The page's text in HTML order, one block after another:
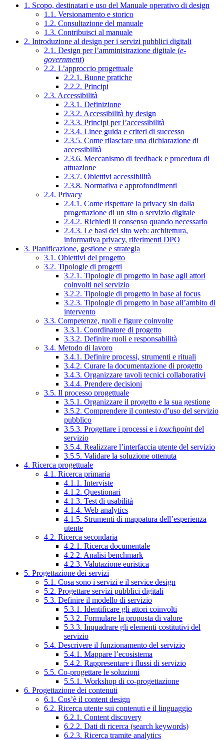
1. Scopo, destinatari e uso del Manuale operativo di design
1.1. Versionamento e storico
1.2. Consultazione del manuale
1.3. Contribuisci al manuale
2. Introduzione al design per i servizi pubblici digitali
2.1. Design per l’amministrazione digitale (e-
government)
2.2. L’approccio progettuale
2.2.1. Buone pratiche
2.2.2. Principi
2.3. Accessibilità
2.3.1. Definizione
2.3.2. Accessibilità by design
2.3.3. Principi per l’accessibilità
2.3.4. Linee guida e criteri di successo
2.3.5. Come rilasciare una dichiarazione di
accessibilità
2.3.6. Meccanismo di feedback e procedura di
attuazione
2.3.7. Obiettivi accessibilità
2.3.8. Normativa e approfondimenti
2.4. Privacy
2.4.1. Come rispettare la privacy sin dalla
progettazione di un sito o servizio digitale
2.4.2. Richiedi il consenso quando necessario
2.4.3. Le basi del sito web: architettura,
informativa privacy, riferimenti DPO
3. Pianificazione, gestione e strategia
3.1. Obiettivi del progetto
3.2. Tipologie di progetti
3.2.1. Tipologie di progetto in base agli attori
coinvolti nel servizio
3.2.2. Tipologie di progetto in base al focus
3.2.3. Tipologie di progetto in base all’ambito di
intervento
3.3. Competenze, ruoli e figure coinvolte
3.3.1. Coordinatore di progetto
3.3.2. Definire ruoli e responsabilità
3.4. Metodo di lavoro
3.4.1. Definire processi, strumenti e rituali
3.4.2. Curare la documentazione di progetto
3.4.3. Organizzare tavoli tecnici collaborativi
3.4.4. Prendere decisioni
3.5. Il processo progettuale
3.5.1. Organizzare il progetto e la sua gestione
3.5.2. Comprendere il contesto d’uso del servizio
pubblico
3.5.3. Progettare i processi e i touchpointdel
servizio
3.5.4. Realizzare l’interfaccia utente del servizio
3.5.5. Validare la soluzione ottenuta
4. Ricerca progettuale
4.1. Ricerca primaria
4.1.1. Interviste
4.1.2. Questionari
4.1.3. Test di usabilità
4.1.4. Web analytics
4.1.5. Strumenti di mappatura dell’esperienza
utente
4.2. Ricerca secondaria
4.2.1. Ricerca documentale
4.2.2. Analisi benchmark
4.2.3. Valutazione euristica
5. Progettazione dei servizi
5.1. Cosa sono i servizi e il service design
5.2. Progettare servizi pubblici digitali
5.3. Definire il modello di servizio
5.3.1. Identificare gli attori coinvolti
5.3.2. Formulare la proposta di valore
5.3.3. Inquadrare gli elementi costitutivi del
servizio
5.4. Descrivere il funzionamento del servizio
5.4.1. Mappare l’ecosistema
5.4.2. Rappresentare i flussi di servizio
5.5. Co-progettare le soluzioni
5.5.1. Workshop di co-progettazione
6. Progettazione dei contenuti
6.1. Cos’è il content design
6.2. Ricerca utente sui contenuti e il linguaggio
6.2.1. Content discovery
6.2.2. Dati di ricerca (search keywords)
6.2.3. Ricerca tramite analytics